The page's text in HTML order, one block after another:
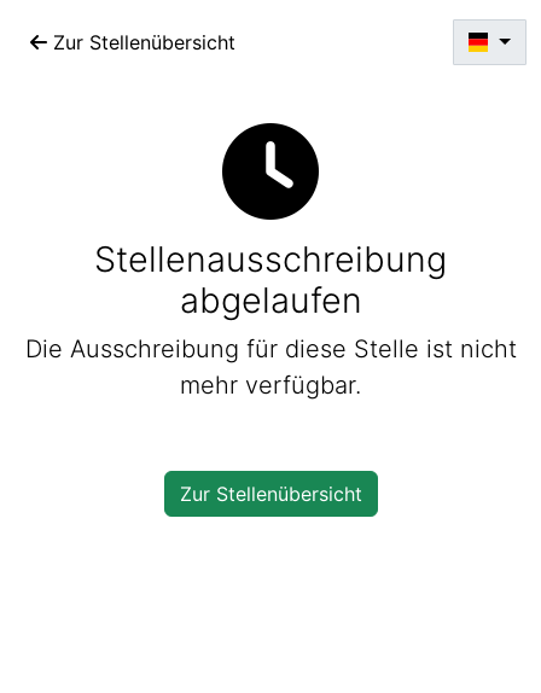
Zur Stellenübersicht
Stellenausschreibung
abgelaufen
Die Ausschreibung für diese Stelle ist nicht
mehr verfügbar.
Zur Stellenübersicht